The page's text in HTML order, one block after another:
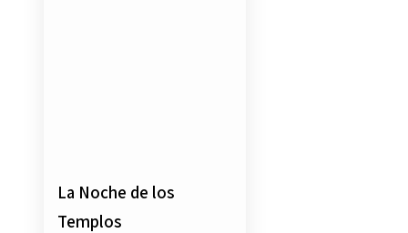
La Noche de los
Templos